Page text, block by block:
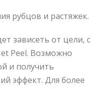
рубцов и растяжек.
зависеть от цели, с
Peel. Возможно
и получить
эффект. Для более